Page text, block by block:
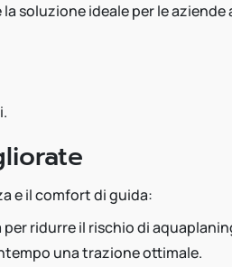
soluzione ideale per le
e il comfort di guida:
ridurre il rischio di
una trazione ottimale.